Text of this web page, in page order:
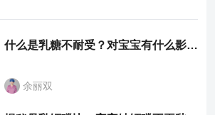
什么是乳糖不耐受？对宝宝有什么影响？
余丽双